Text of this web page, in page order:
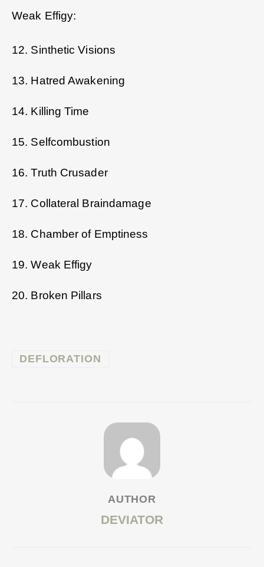
Weak Effigy:
12. Sinthetic Visions
13. Hatred Awakening
14. Killing Time
15. Selfcombustion
16. Truth Crusader
17. Collateral Braindamage
18. Chamber of Emptiness
19. Weak Effigy
20. Broken Pillars
DEFLORATION
AUTHOR
DEVIATOR